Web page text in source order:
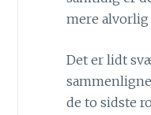
mere
Det er lidt
sammenligne
de to sidste